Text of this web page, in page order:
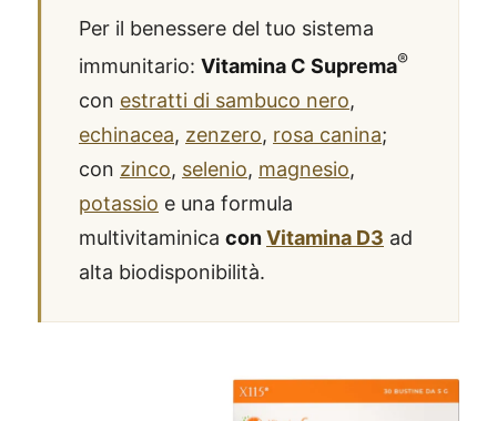
Per il benessere del tuo sistema
immunitario: Vitamina C Suprema®
con estratti di sambuco nero,
echinacea, zenzero, rosa canina;
con zinco, selenio, magnesio,
potassio e una formula
multivitaminica conVitamina D3 ad
alta biodisponibilità.